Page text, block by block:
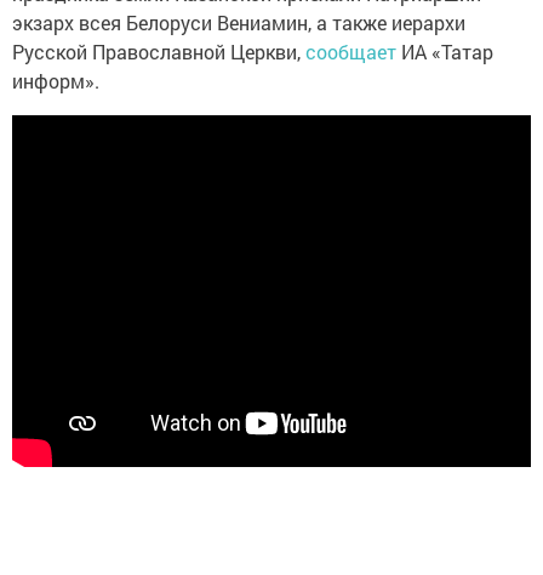
экзарх всея Белоруси Вениамин, а также иерархи
Русской Православной Церкви,сообщает ИА «Татар
информ».